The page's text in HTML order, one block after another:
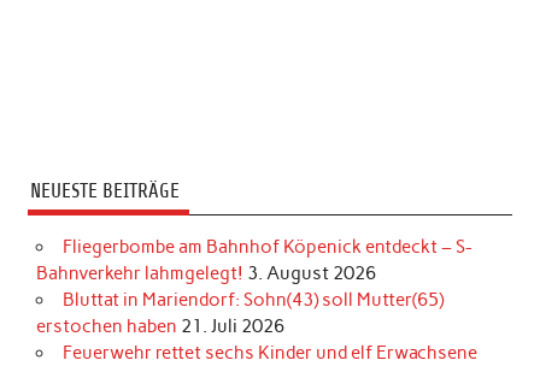
NEUESTE BEITRÄGE
Fliegerbombe am Bahnhof Köpenick entdeckt – S-
Bahnverkehr lahmgelegt! 3. August 2026
Bluttat in Mariendorf: Sohn(43) soll Mutter(65)
erstochen haben 21. Juli 2026
Feuerwehr rettet sechs Kinder und elf Erwachsene